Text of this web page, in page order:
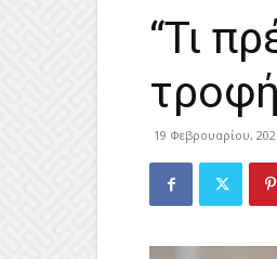
“Τι
19 Φεβρουαρίου,